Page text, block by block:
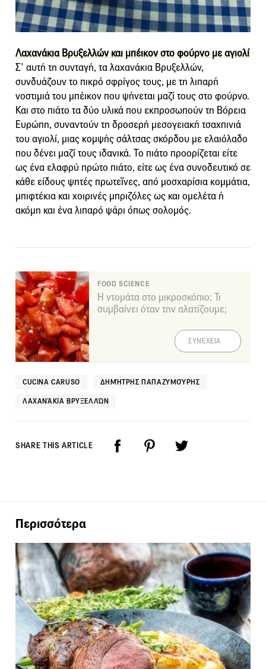
Λαχανάκια Βρυξελλών και μπέικον στο φούρνο με αγιολί
Σ’ αυτή τη συνταγή, τα λαχανάκια Βρυξελλών,
συνδυάζουν το πικρό σφρίγος τους, με τη λιπαρή
νοστιμιά του μπέικον που ψήνεται μαζί τους στο φούρνο.
Και στο πιάτο τα δύο υλικά που εκπροσωπούν τη Βόρεια
Ευρώπη, συναντούν τη δροσερή μεσογειακή τσαχπινιά
του αγιολί, μιας κομψής σάλτσας σκόρδου με ελαιόλαδο
που δένει μαζί τους ιδανικά. Το πιάτο προορίζεται είτε
ως ένα ελαφρύ πρώτο πιάτο, είτε ως ένα συνοδευτικό σε
κάθε είδους ψητές πρωτεΐνες, από μοσχαρίσια κομμάτια,
μπιφτέκια και χοιρινές μπριζόλες ως και ομελέτα ή
ακόμη και ένα λιπαρό ψάρι όπως σολομός.
FOOD SCIENCE
Η ντομάτα στο μικροσκόπιο: Τι
συμβαίνει όταν την αλατίζουμε;
ΣΥΝΕΧΕΙΑ
CUCINA CARUSO ΔΗΜΉΤΡΗΣ ΠΑΠΑΖΥΜΟΎΡΗΣ
ΛΑΧΑΝΆΚΙΑ ΒΡΥΞΕΛΛΏΝ
SHARE THIS ARTICLE
Περισσότερα